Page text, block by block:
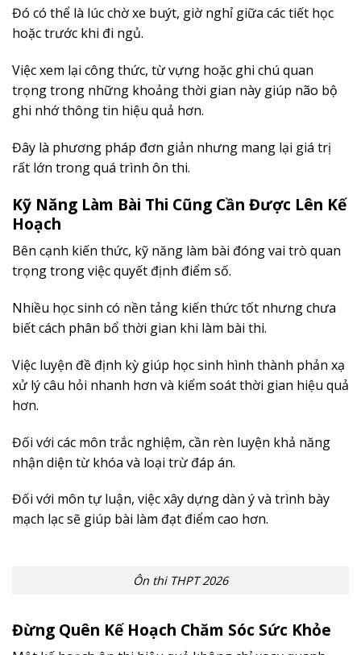
Đó có thể là lúc chờ xe buýt, giờ nghỉ giữa các tiết học
hoặc trước khi đi ngủ.
Việc xem lại công thức, từ vựng hoặc ghi chú quan
trọng trong những khoảng thời gian này giúp não bộ
ghi nhớ thông tin hiệu quả hơn.
Đây là phương pháp đơn giản nhưng mang lại giá trị
rất lớn trong quá trình ôn thi.
Kỹ Năng Làm Bài Thi Cũng Cần Được Lên Kế
Hoạch
Bên cạnh kiến thức, kỹ năng làm bài đóng vai trò quan
trọng trong việc quyết định điểm số.
Nhiều học sinh có nền tảng kiến thức tốt nhưng chưa
biết cách phân bổ thời gian khi làm bài thi.
Việc luyện đề định kỳ giúp học sinh hình thành phản xạ
xử lý câu hỏi nhanh hơn và kiểm soát thời gian hiệu quả
hơn.
Đối với các môn trắc nghiệm, cần rèn luyện khả năng
nhận diện từ khóa và loại trừ đáp án.
Đối với môn tự luận, việc xây dựng dàn ý và trình bày
mạch lạc sẽ giúp bài làm đạt điểm cao hơn.
Ôn thi THPT 2026
Đừng Quên Kế Hoạch Chăm Sóc Sức Khỏe